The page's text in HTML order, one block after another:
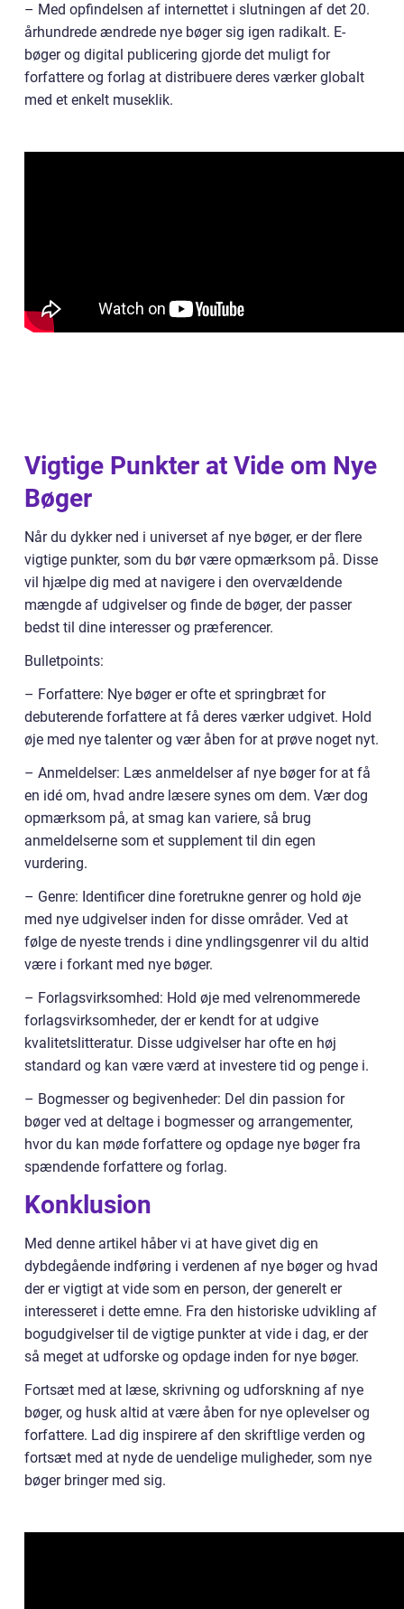
– Med opfindelsen af internettet i slutningen af det 20.
århundrede ændrede nye bøger sig igen radikalt. E-
bøger og digital publicering gjorde det muligt for
forfattere og forlag at distribuere deres værker globalt
med et enkelt museklik.
Vigtige Punkter at Vide om Nye
Bøger
Når du dykker ned i universet af nye bøger, er der flere
vigtige punkter, som du bør være opmærksom på. Disse
vil hjælpe dig med at navigere i den overvældende
mængde af udgivelser og finde de bøger, der passer
bedst til dine interesser og præferencer.
Bulletpoints:
– Forfattere: Nye bøger er ofte et springbræt for
debuterende forfattere at få deres værker udgivet. Hold
øje med nye talenter og vær åben for at prøve noget nyt.
– Anmeldelser: Læs anmeldelser af nye bøger for at få
en idé om, hvad andre læsere synes om dem. Vær dog
opmærksom på, at smag kan variere, så brug
anmeldelserne som et supplement til din egen
vurdering.
– Genre: Identificer dine foretrukne genrer og hold øje
med nye udgivelser inden for disse områder. Ved at
følge de nyeste trends i dine yndlingsgenrer vil du altid
være i forkant med nye bøger.
– Forlagsvirksomhed: Hold øje med velrenommerede
forlagsvirksomheder, der er kendt for at udgive
kvalitetslitteratur. Disse udgivelser har ofte en høj
standard og kan være værd at investere tid og penge i.
– Bogmesser og begivenheder: Del din passion for
bøger ved at deltage i bogmesser og arrangementer,
hvor du kan møde forfattere og opdage nye bøger fra
spændende forfattere og forlag.
Konklusion
Med denne artikel håber vi at have givet dig en
dybdegående indføring i verdenen af nye bøger og hvad
der er vigtigt at vide som en person, der generelt er
interesseret i dette emne. Fra den historiske udvikling af
bogudgivelser til de vigtige punkter at vide i dag, er der
så meget at udforske og opdage inden for nye bøger.
Fortsæt med at læse, skrivning og udforskning af nye
bøger, og husk altid at være åben for nye oplevelser og
forfattere. Lad dig inspirere af den skriftlige verden og
fortsæt med at nyde de uendelige muligheder, som nye
bøger bringer med sig.